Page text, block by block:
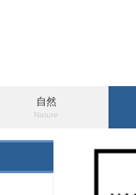
自然
Nature